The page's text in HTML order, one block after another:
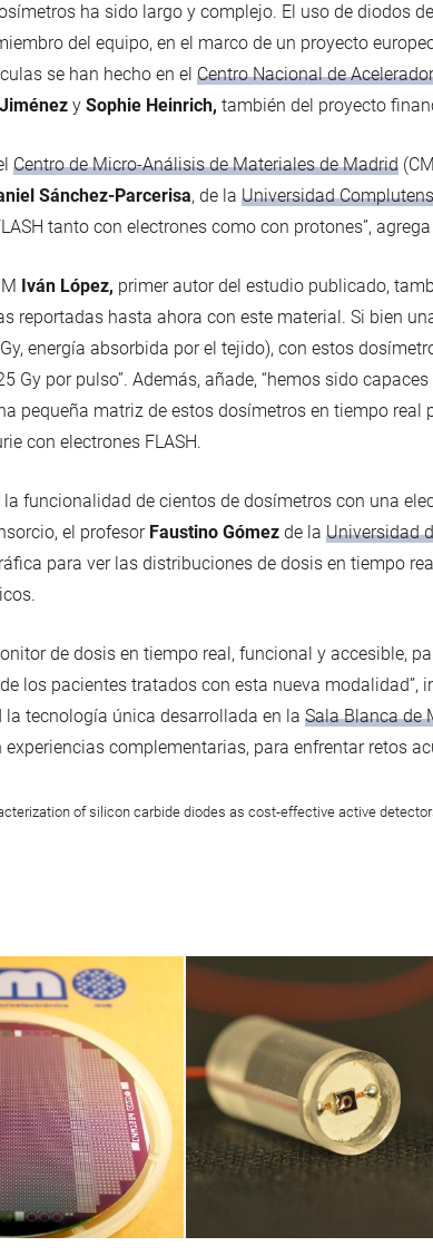
ha sido largo y complejo. El uso de diodos
del equipo, en el marco de un proyecto
se han hecho en el Centro Nacional de
y Sophie Heinrich, también del proyecto
Centro de Micro-Análisis de Materiales de Madrid
Sánchez-Parcerisa, de la Universidad
tanto con electrones como con protones”, agrega
Iván López, primer autor del estudio publicado,
reportadas hasta ahora con este material. Si bien
energía absorbida por el tejido), con estos
Gy por pulso”. Además, añade, “hemos sido
pequeña matriz de estos dosímetros en tiempo real
con electrones FLASH.
funcionalidad de cientos de dosímetros con una
el profesor Faustino Gómez de la Universidad
para ver las distribuciones de dosis en tiempo
de dosis en tiempo real, funcional y accesible,
los pacientes tratados con esta nueva modalidad”,
tecnología única desarrollada en la Sala Blanca de
complementarias, para enfrentar retos
of silicon carbide diodes as cost-effective active